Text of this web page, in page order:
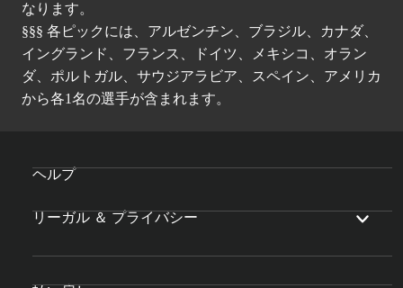
なります。
§§§ 各ピックには、アルゼンチン、ブラジル、カナダ、
イングランド、フランス、ドイツ、メキシコ、オラン
ダ、ポルトガル、サウジアラビア、スペイン、アメリカ
から各1名の選手が含まれます。
ヘルプ
リーガル ＆ プライバシー